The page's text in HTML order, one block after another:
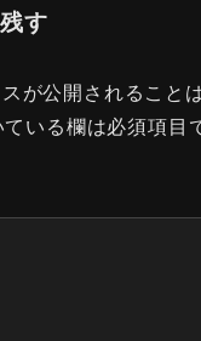
す
が公開されること
いる欄は必須項目